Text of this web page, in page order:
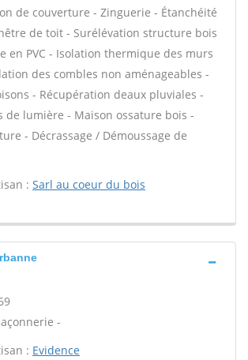
de couverture - Zinguerie - Étanchéité
de toit - Surélévation structure bois
en PVC - Isolation thermique des murs
des combles non aménageables -
- Récupération deaux pluviales -
de lumière - Maison ossature bois -
- Décrassage / Démoussage de
: Sarl au coeur du bois
-
: Evidence